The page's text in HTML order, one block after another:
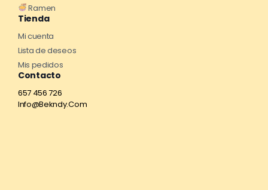
Ramen
Tienda
Mi cuenta
Lista de deseos
Mis pedidos
Contacto
657 456 726
Info@Bekndy.Com